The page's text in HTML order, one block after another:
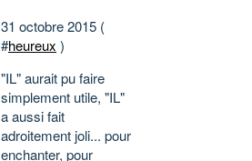
31 octobre 2015 (
#heureux )
"IL" aurait pu faire
simplement utile, "IL"
a aussi fait
adroitement joli... pour
enchanter, pour